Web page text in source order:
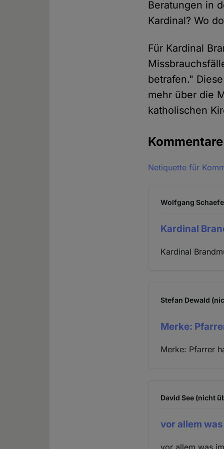
Beratungen in
Kardinal? Wo
Für Kardinal
betrafen."
mehr über die
katholischen
Kommentare
Netiquette für
Wolfgang
Kardinal
Kardinal
Stefan Dewald
Merke:
Merke: Pfarrer
David See (nicht
vor allem
vor allem was